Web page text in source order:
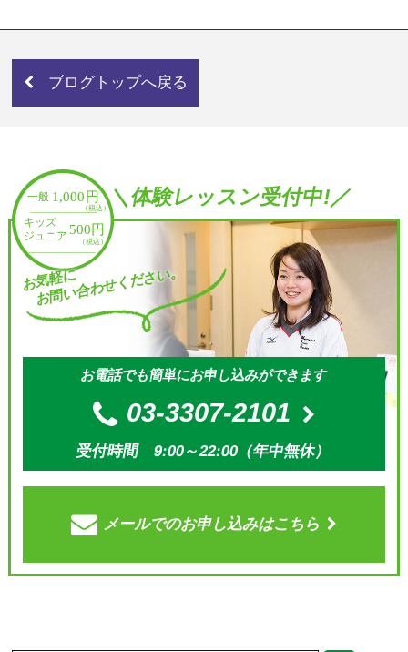
ブログトップへ戻る
＼体験レッスン受付中!／
お気軽に
お問い合わせください。
お電話でも簡単にお申し込みができます
03-3307-2101
受付時間 9:00～22:00（年中無休）
メールでのお申し込みはこちら